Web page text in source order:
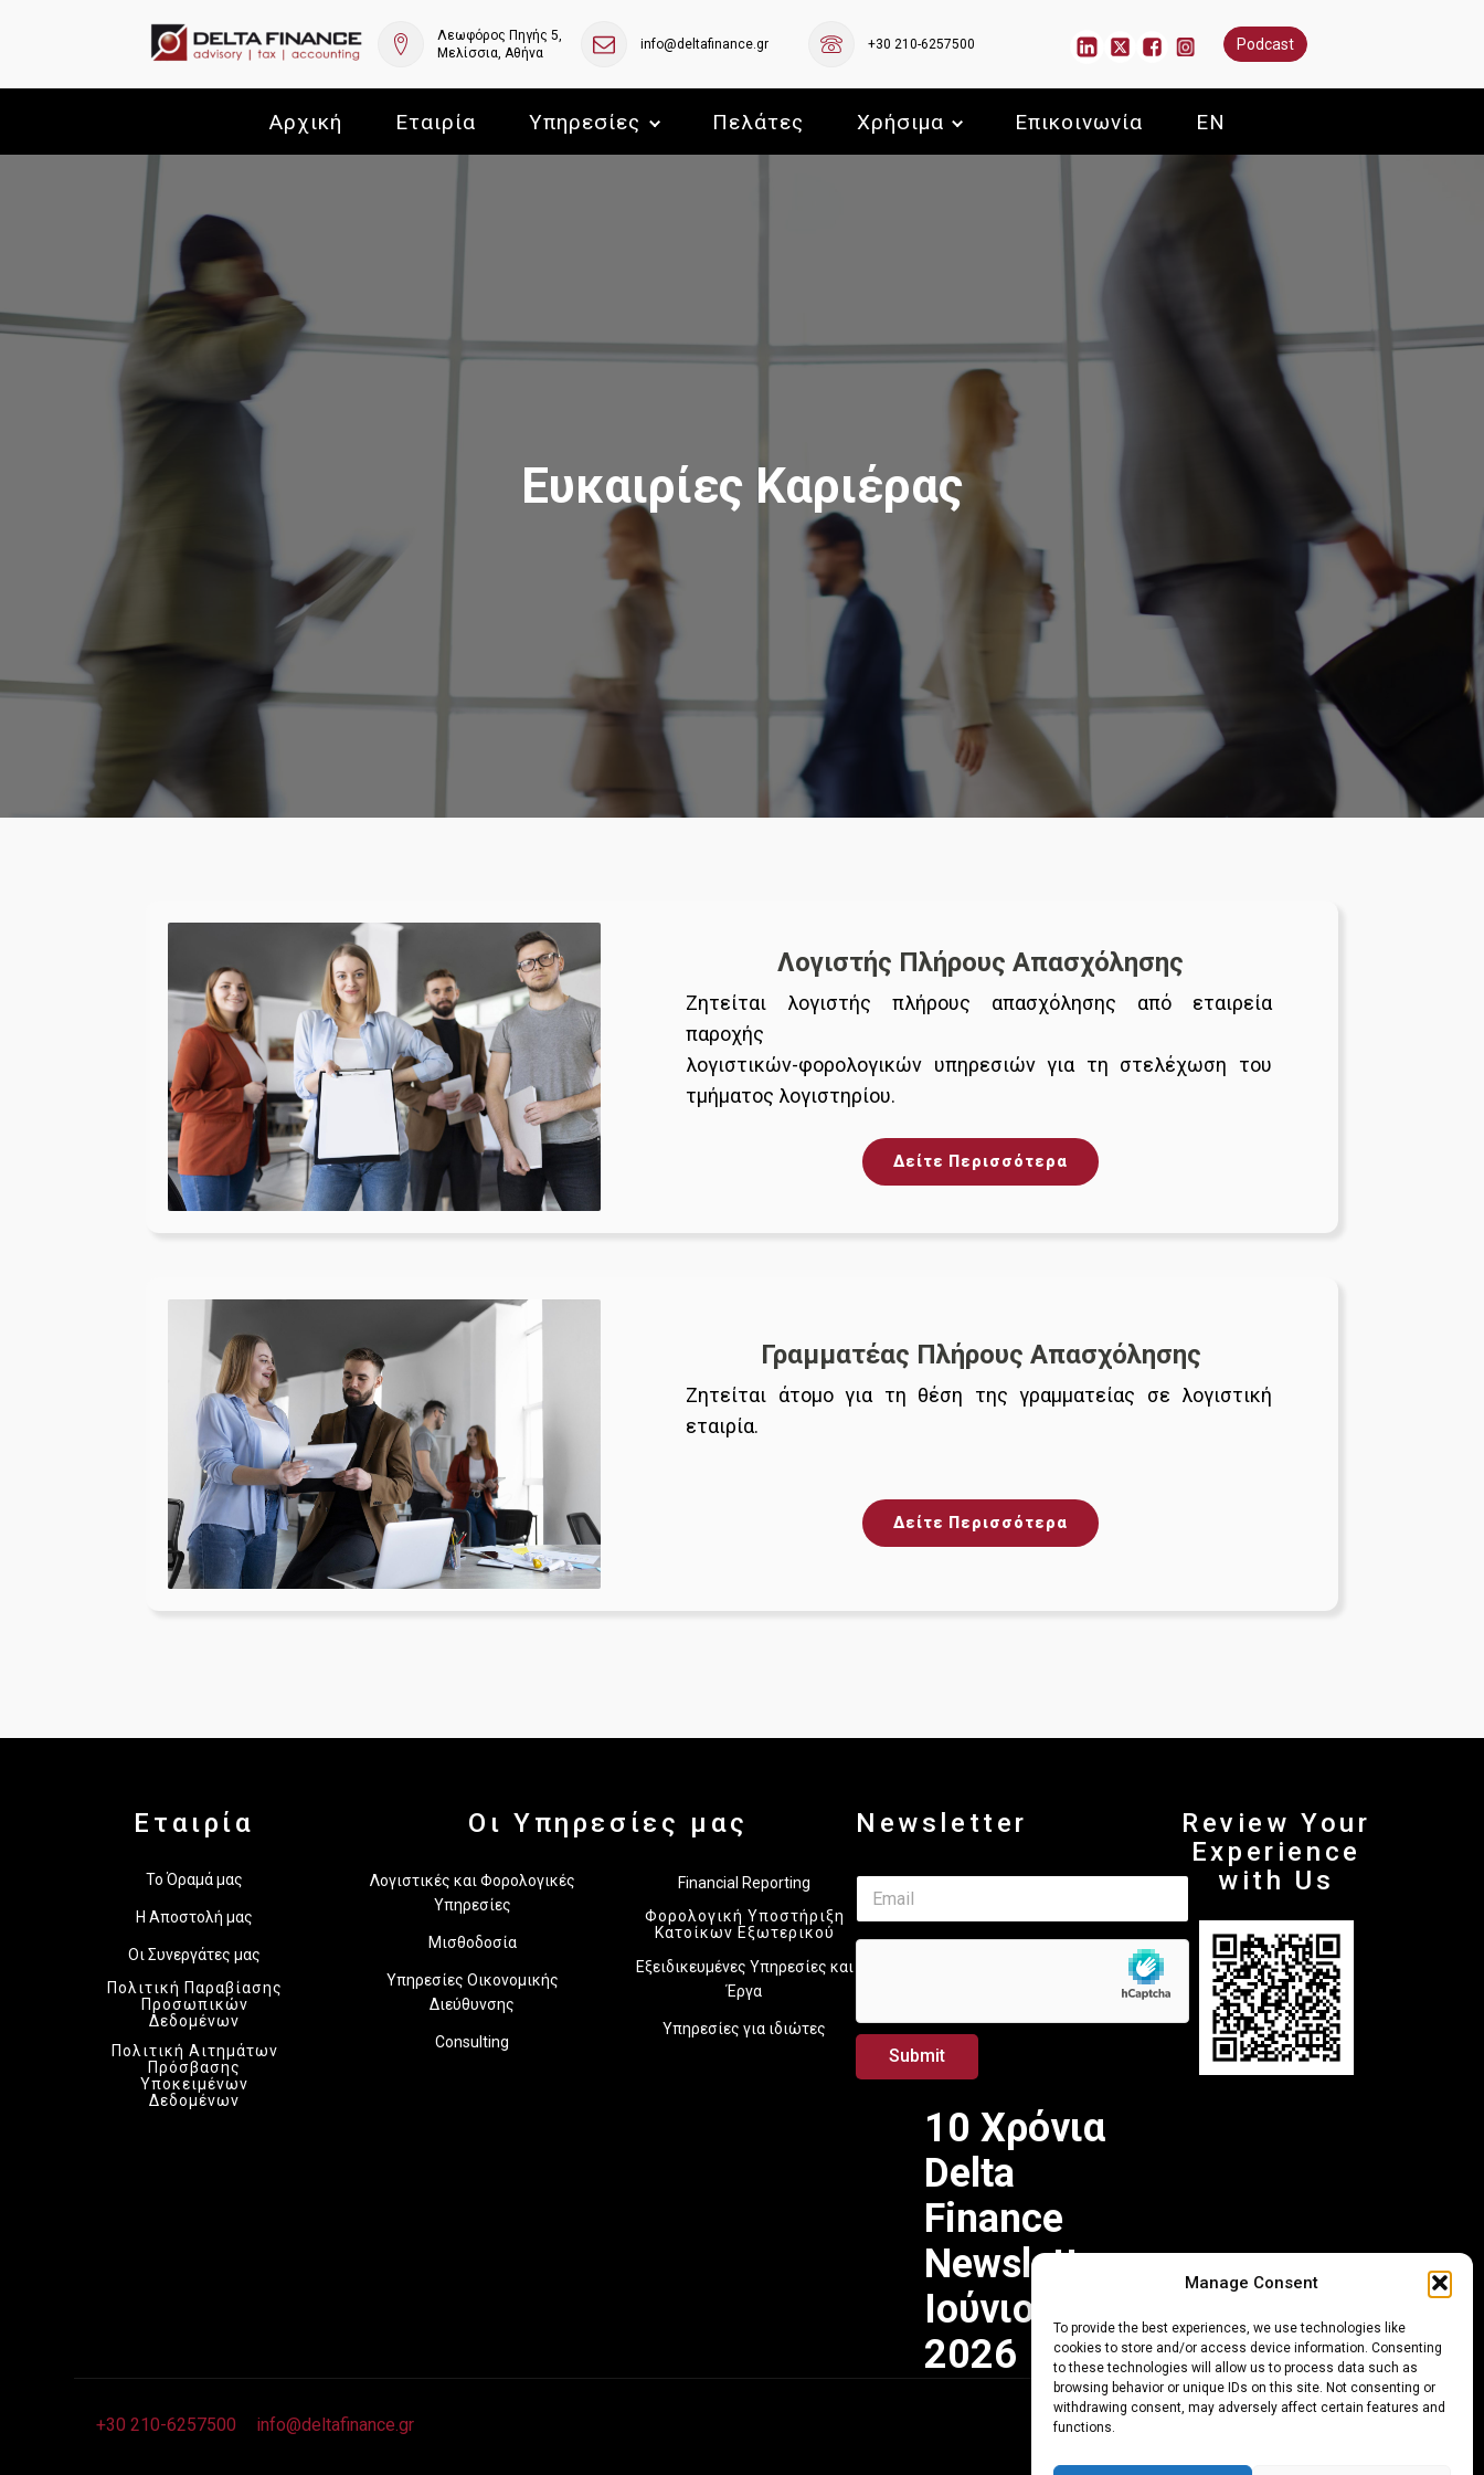
Manage Consent
To provide the best experiences, we use technologies like
cookies to store and/or access device information. Consenting
to these technologies will allow us to process data such as
browsing behavior or unique IDs on this site. Not consenting or
withdrawing consent, may adversely affect certain features and
functions.
Λεωφόρος Πηγής 5,
Μελίσσια, Αθήνα
info@deltafinance.gr +30 210-6257500 Podcast
Αρχική Εταιρία Υπηρεσίες Πελάτες Χρήσιμα Επικοινωνία EN
Ευκαιρίες Καριέρας
Λογιστής Πλήρους Απασχόλησης
Ζητείται λογιστής πλήρους απασχόλησης από εταιρεία
παροχής
λογιστικών-φορολογικών υπηρεσιών για τη στελέχωση του
τμήματος λογιστηρίου.
Δείτε Περισσότερα
Γραμματέας Πλήρους Απασχόλησης
Ζητείται άτομο για τη θέση της γραμματείας σε λογιστική
εταιρία.
Δείτε Περισσότερα
Εταιρία
Το Όραμά μας
Η Αποστολή μας
Οι Συνεργάτες μας
Πολιτική Παραβίασης
Προσωπικών
Δεδομένων
Πολιτική Αιτημάτων
Πρόσβασης
Υποκειμένων
Δεδομένων
Οι Υπηρεσίες μας
Λογιστικές και Φορολογικές
Υπηρεσίες
Μισθοδοσία
Υπηρεσίες Οικονομικής
Διεύθυνσης
Consulting
Financial Reporting
Φορολογική Υποστήριξη
Κατοίκων Εξωτερικού
Εξειδικευμένες Υπηρεσίες και
Έργα
Υπηρεσίες για ιδιώτες
Newsletter
E
a
i
Submit
10 Χρόνια
Delta
Finance
Newsletter
Ιούνιος
2026
Review Your
Experience
with Us
+30 210-6257500 info@deltafinance.gr